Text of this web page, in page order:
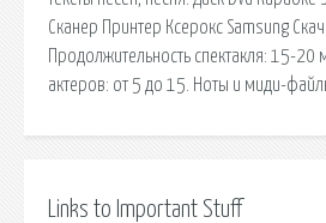
Сканер Принтер Ксерокс Samsung
Продолжительность спектакля: 15-20
актеров: от 5 до 15. Ноты и миди-
Links to Important Stuff